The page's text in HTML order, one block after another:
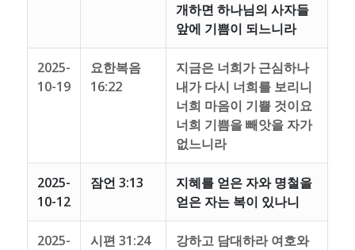
개하면 하나님의 사자들
앞에 기쁨이 되느니라
2025-
10-19
요한복음
16:22
지금은 너희가 근심하나
내가 다시 너희를 보리니
너희 마음이 기쁠 것이요
너희 기쁨을 빼앗을 자가
없느니라
2025-
10-12
잠언 3:13
지혜를 얻은 자와 명철을
얻은 자는 복이 있나니
2025-
시편 31:24
강하고 담대하라 여호와